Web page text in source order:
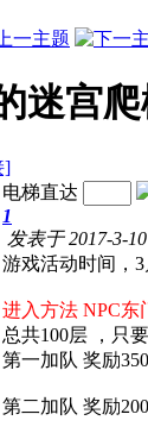
迷宫
]
电梯直达
1
发表于 2017-3-
游戏活动时间，
进入方法 NPC东
总共100层 ，只
第一加队 奖励
第二加队 奖励